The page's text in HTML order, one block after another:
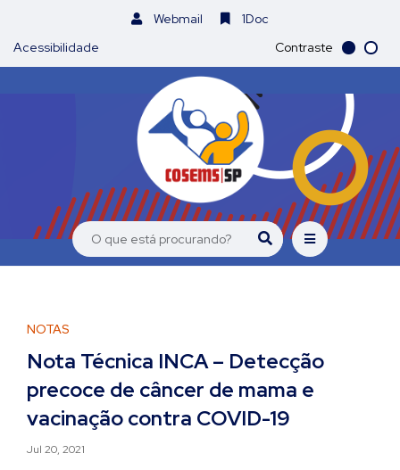
Webmail
1Doc
Acessibilidade
Contraste
NOTAS
Nota Técnica INCA – Detecção
precoce de câncer de mama e
vacinação contra COVID-19
Jul 20, 2021